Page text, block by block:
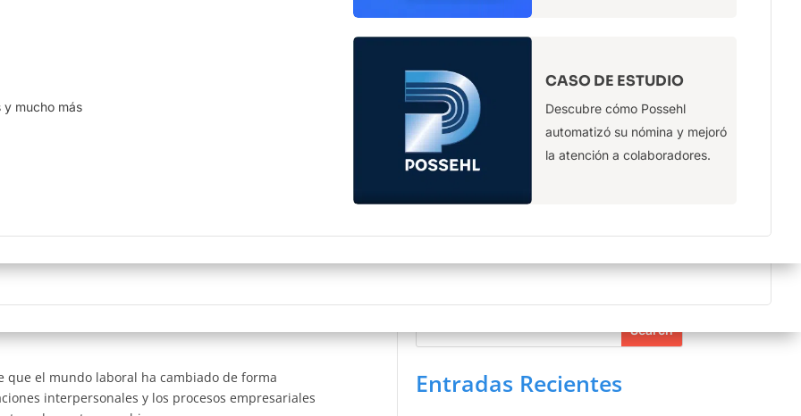
de las últimas actualizaciones
tu información siempre
a través de API´s e
Cumplimos con los estándaresmás
mucho más
CASO DE ESTUDIO
Descubre cómo Possehl
automatizó su nómina y mejoró
la atención a colaboradores.
fuerte de la nueva
que el mundo laboral ha cambiado de forma
interpersonales y los procesos empresariales
Buscar
Entradas Recientes